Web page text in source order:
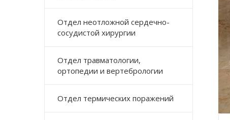
Отдел неотложной сердечно-
сосудистой хирургии
Отдел травматологии,
ортопедии и вертебрологии
Отдел термических поражений